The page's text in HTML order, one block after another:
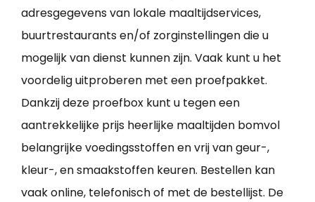
adresgegevens van lokale maaltijdservices,
buurtrestaurants en/of zorginstellingen die u
mogelijk van dienst kunnen zijn. Vaak kunt u het
voordelig uitproberen met een proefpakket.
Dankzij deze proefbox kunt u tegen een
aantrekkelijke prijs heerlijke maaltijden bomvol
belangrijke voedingsstoffen en vrij van geur-,
kleur-, en smaakstoffen keuren. Bestellen kan
vaak online, telefonisch of met de bestellijst. De